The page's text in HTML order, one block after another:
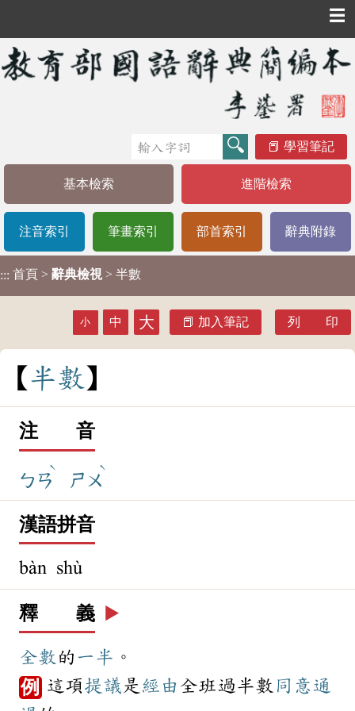
☰
學習筆記
基本檢索 進階檢索
注音索引 筆畫索引 部首索引 辭典附錄
::: 首頁 > 辭典檢視 > 半數
小 中 大 加入筆記 列 印
半數
注 音
ㄅㄢ
ˋ
ㄕㄨ
ˋ
漢語拼音
bàn shù
釋 義 ▶️
全數 的 一半 。
例 這項提議是 經由 全班過半數 同意通